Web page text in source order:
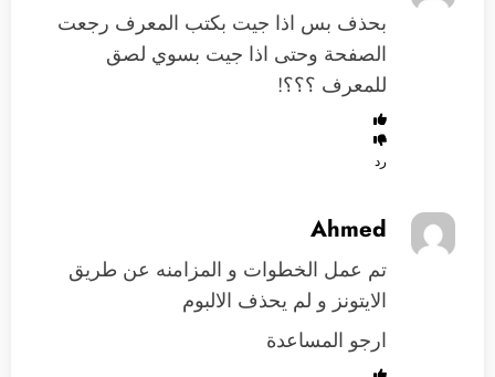
بحذف بس اذا جيت بكتب المعرف رجعت
الصفحة وحتى اذا جيت بسوي لصق
للمعرف ؟؟؟!
رد
Ahmed
تم عمل الخطوات و المزامنه عن طريق
الايتونز و لم يحذف الالبوم
ارجو المساعدة